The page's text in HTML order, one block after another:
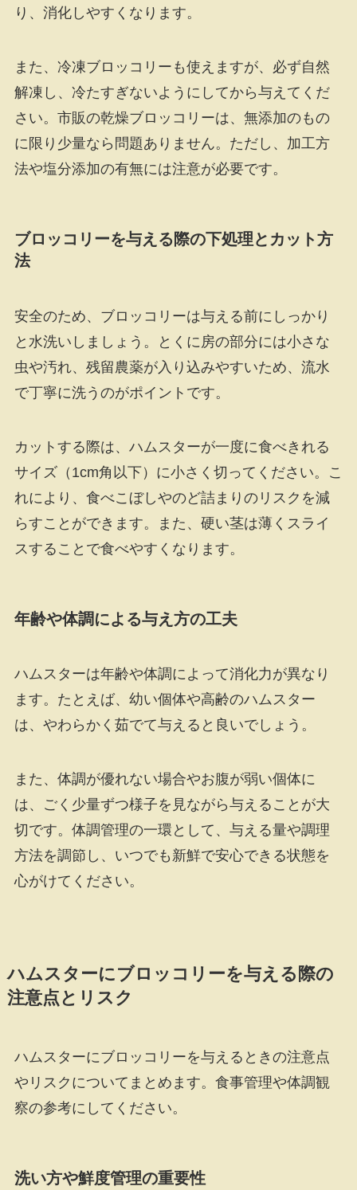
り、消化しやすくなります。
また、冷凍ブロッコリーも使えますが、必ず自然
解凍し、冷たすぎないようにしてから与えてくだ
さい。市販の乾燥ブロッコリーは、無添加のもの
に限り少量なら問題ありません。ただし、加工方
法や塩分添加の有無には注意が必要です。
ブロッコリーを与える際の下処理とカット方
法
安全のため、ブロッコリーは与える前にしっかり
と水洗いしましょう。とくに房の部分には小さな
虫や汚れ、残留農薬が入り込みやすいため、流水
で丁寧に洗うのがポイントです。
カットする際は、ハムスターが一度に食べきれる
サイズ（1cm角以下）に小さく切ってください。こ
れにより、食べこぼしやのど詰まりのリスクを減
らすことができます。また、硬い茎は薄くスライ
スすることで食べやすくなります。
年齢や体調による与え方の工夫
ハムスターは年齢や体調によって消化力が異なり
ます。たとえば、幼い個体や高齢のハムスター
は、やわらかく茹でて与えると良いでしょう。
また、体調が優れない場合やお腹が弱い個体に
は、ごく少量ずつ様子を見ながら与えることが大
切です。体調管理の一環として、与える量や調理
方法を調節し、いつでも新鮮で安心できる状態を
心がけてください。
ハムスターにブロッコリーを与える際の
注意点とリスク
ハムスターにブロッコリーを与えるときの注意点
やリスクについてまとめます。食事管理や体調観
察の参考にしてください。
洗い方や鮮度管理の重要性